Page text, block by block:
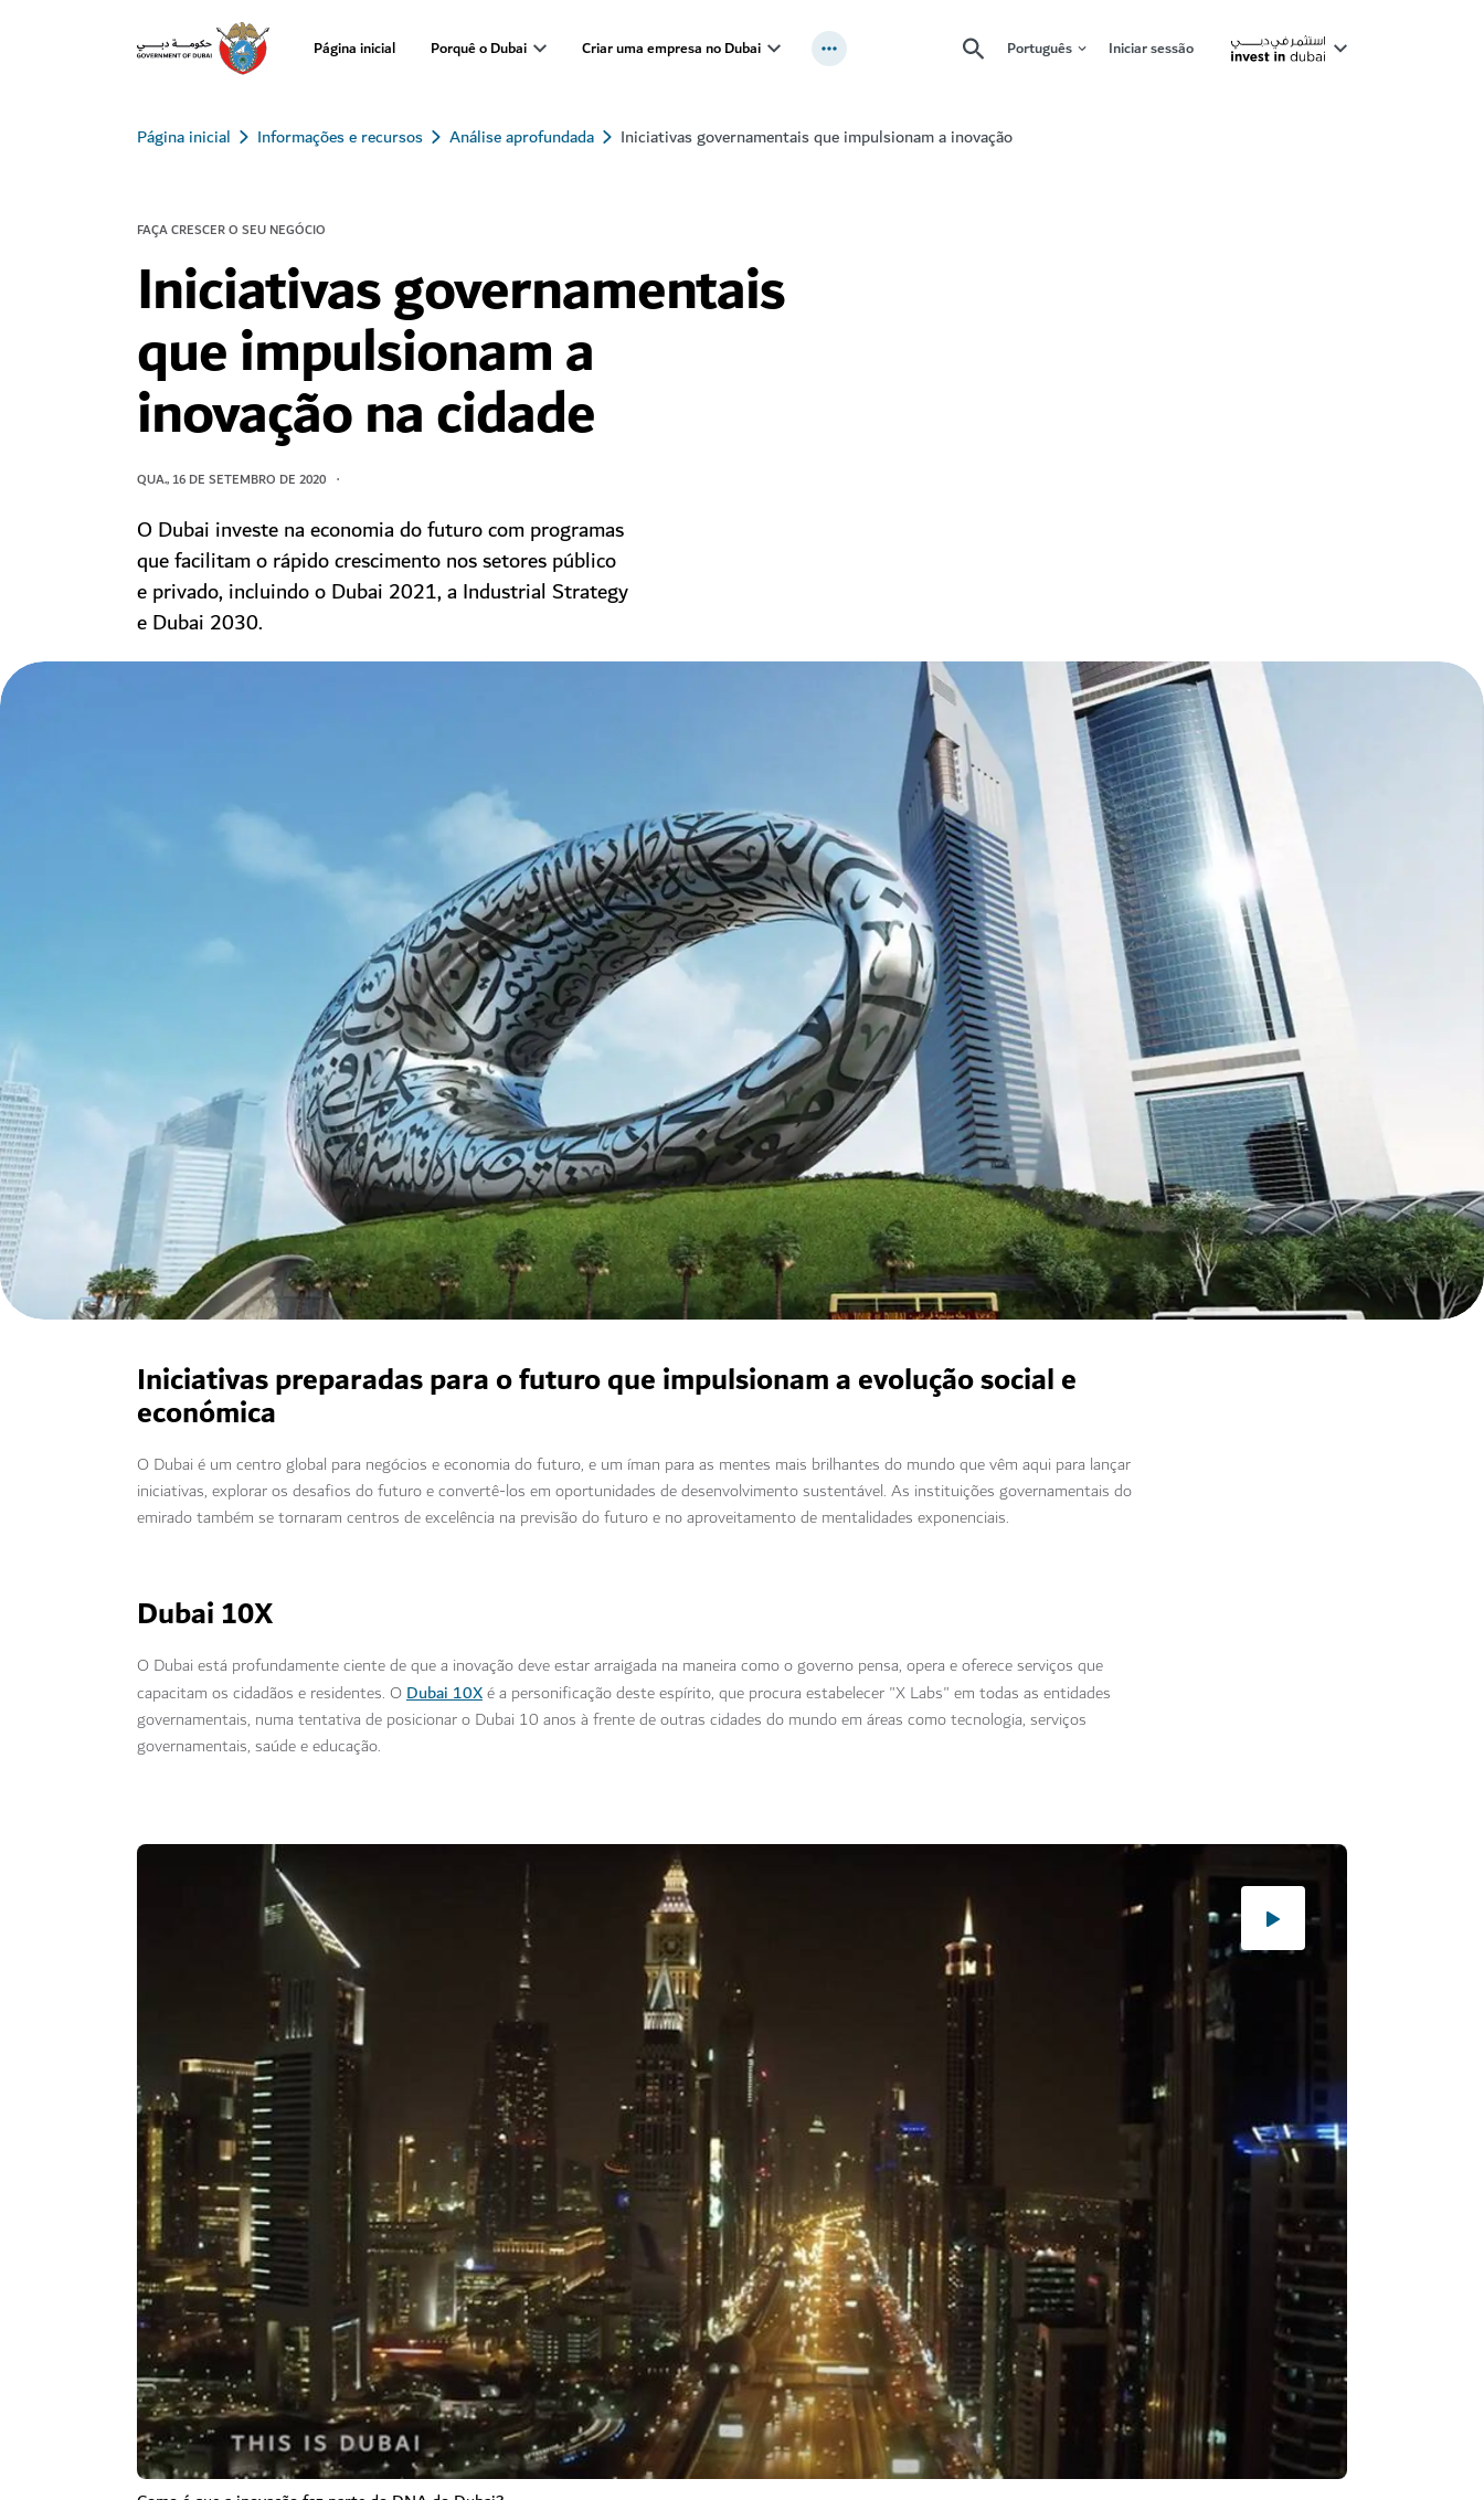
Página inicial Porquê o Dubai Criar uma empresa no Dubai Português Iniciar sessão
Página inicial Informações e recursos Análise aprofundada Iniciativas governamentais que impulsionam a inovação
FAÇA CRESCER O SEU NEGÓCIO
Iniciativas governamentais
que impulsionam a
inovação na cidade
QUA., 16 DE SETEMBRO DE 2020
O Dubai investe na economia do futuro com programas
que facilitam o rápido crescimento nos setores público
e privado, incluindo o Dubai 2021, a Industrial Strategy
e Dubai 2030.
Iniciativas preparadas para o futuro que impulsionam a evolução social e
económica
O Dubai é um centro global para negócios e economia do futuro, e um íman para as mentes mais brilhantes do mundo que vêm aqui para lançar
iniciativas, explorar os desafios do futuro e convertê-los em oportunidades de desenvolvimento sustentável. As instituições governamentais do
emirado também se tornaram centros de excelência na previsão do futuro e no aproveitamento de mentalidades exponenciais.
Dubai 10X
O Dubai está profundamente ciente de que a inovação deve estar arraigada na maneira como o governo pensa, opera e oferece serviços que
capacitam os cidadãos e residentes. ODubai 10Xé a personificação deste espírito, que procura estabelecer "X Labs" em todas as entidades
governamentais, numa tentativa de posicionar o Dubai 10 anos à frente de outras cidades do mundo em áreas como tecnologia, serviços
governamentais, saúde e educação.